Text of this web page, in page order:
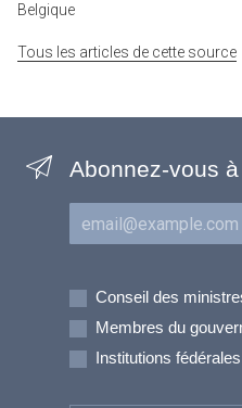
Belgique
Tous les articles de cette source
Abonnez-vous
Courriel
Inscriptions
Conseil des
Membres du
Institutions fédérales